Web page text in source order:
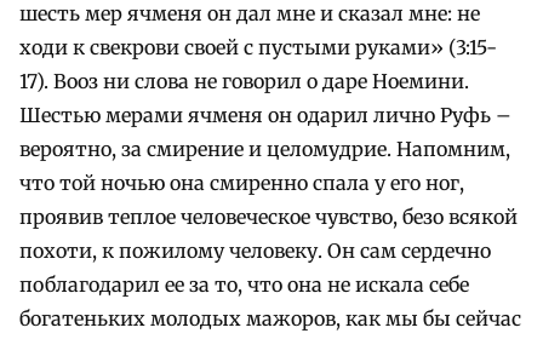
шесть мер ячменя он дал мне и сказал мне: не
ходи к свекрови своей с пустыми руками» (3:15-
17). Вооз ни слова не говорил о даре Ноемини.
Шестью мерами ячменя он одарил лично Руфь –
вероятно, за смирение и целомудрие. Напомним,
что той ночью она смиренно спала у его ног,
проявив теплое человеческое чувство, безо всякой
похоти, к пожилому человеку. Он сам сердечно
поблагодарил ее за то, что она не искала себе
богатеньких молодых мажоров, как мы бы сейчас